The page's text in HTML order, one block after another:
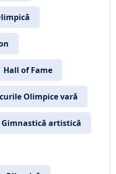
Hall of Fame
Olimpice vară
Gimnastică artistică